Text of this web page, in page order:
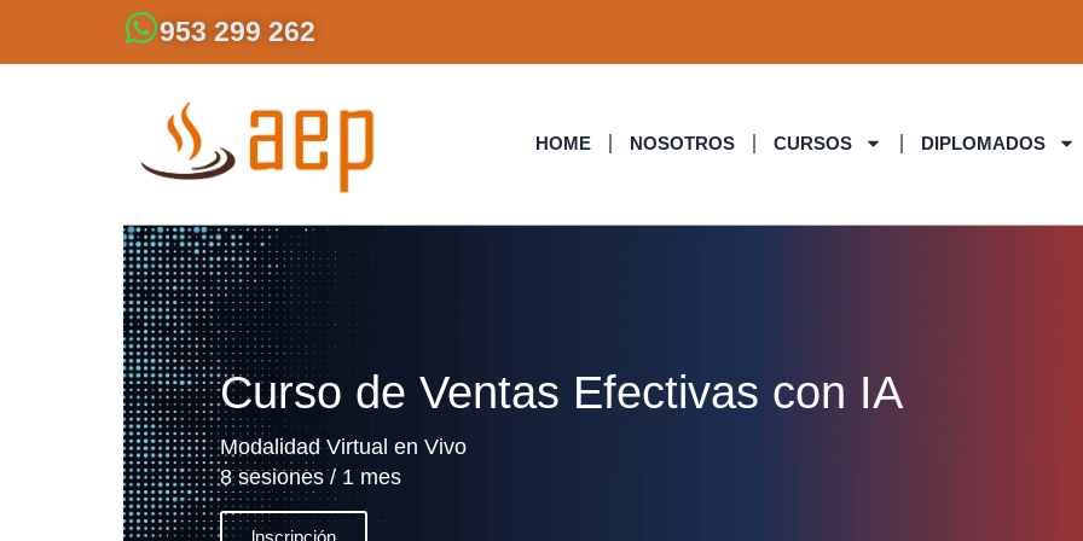
953 299 262
HOME NOSOTROS CURSOS DIPLOMADOS
Curso de Ventas Efectivas con IA
Modalidad Virtual en Vivo
8 sesiones / 1 mes
lnscripción